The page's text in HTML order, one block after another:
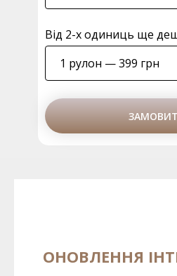
Від 2-х одиниць ще
ОНОВЛЕННЯ